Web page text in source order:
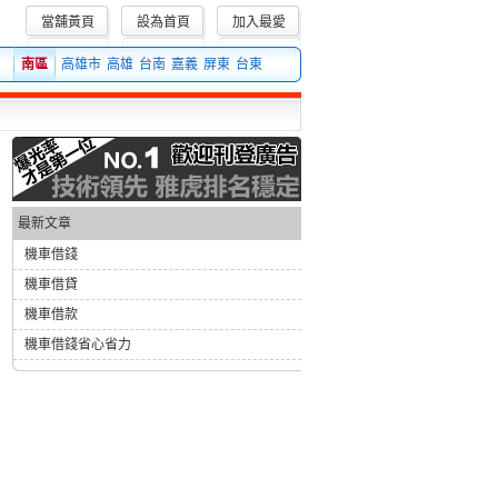
屬於民間的一種的借貸方式，辦理機車二胎只是針對一些小額借貸的民眾所提供的
當舖黃頁 設為首頁 加入最愛
南區 高雄市 高雄 台南 嘉義 屏東 台東
最新文章
機車借錢
機車借貸
機車借款
機車借錢省心省力